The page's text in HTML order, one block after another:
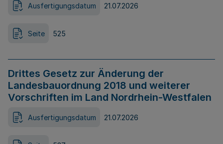
Ausfertigungsdatum 21.07.2026
Seite 525
Drittes Gesetz zur Änderung der
Landesbauordnung 2018 und weiterer
Vorschriften im Land Nordrhein-Westfalen
Ausfertigungsdatum 21.07.2026